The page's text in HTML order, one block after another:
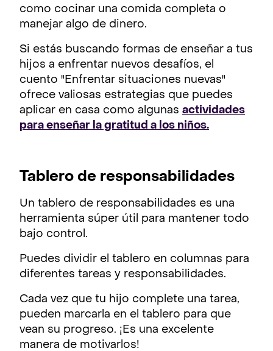
como cocinar una comida completa o
manejar algo de dinero.
Si estás buscando formas de enseñar a tus
hijos a enfrentar nuevos desafíos, el
cuento "Enfrentar situaciones nuevas"
ofrece valiosas estrategias que puedes
aplicar en casa como algunas actividades
para enseñar la gratitud a los niños.
Tablero de responsabilidades
Un tablero de responsabilidades es una
herramienta súper útil para mantener todo
bajo control.
Puedes dividir el tablero en columnas para
diferentes tareas y responsabilidades.
Cada vez que tu hijo complete una tarea,
pueden marcarla en el tablero para que
vean su progreso. ¡Es una excelente
manera de motivarlos!